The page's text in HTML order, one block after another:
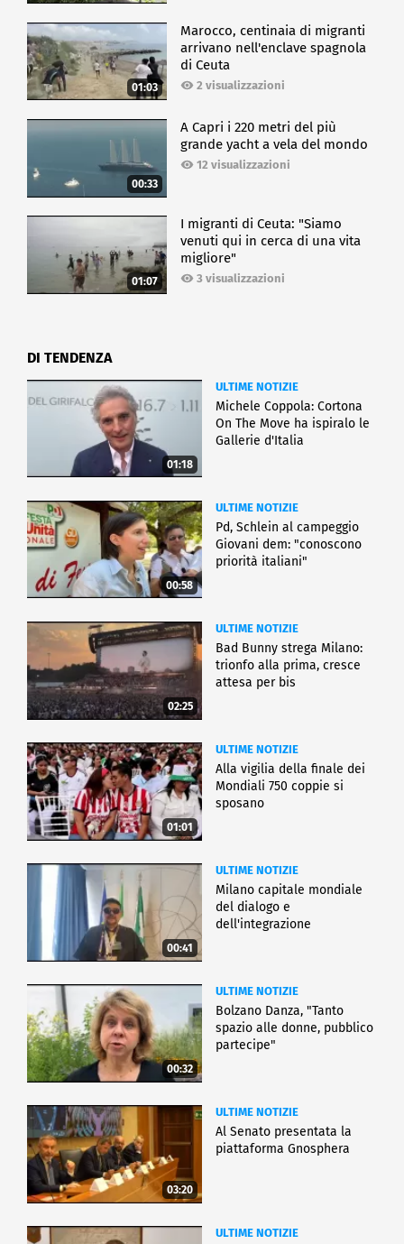
01:03
Marocco, centinaia di migranti
arrivano nell'enclave spagnola
di Ceuta
2 visualizzazioni
00:33
A Capri i 220 metri del più
grande yacht a vela del mondo
12 visualizzazioni
01:07
I migranti di Ceuta: "Siamo
venuti qui in cerca di una vita
migliore"
3 visualizzazioni
DI TENDENZA
01:18
ULTIME NOTIZIE
Michele Coppola: Cortona
On The Move ha ispiralo le
Gallerie d'Italia
00:58
ULTIME NOTIZIE
Pd, Schlein al campeggio
Giovani dem: "conoscono
priorità italiani"
02:25
ULTIME NOTIZIE
Bad Bunny strega Milano:
trionfo alla prima, cresce
attesa per bis
01:01
ULTIME NOTIZIE
Alla vigilia della finale dei
Mondiali 750 coppie si
sposano
00:41
ULTIME NOTIZIE
Milano capitale mondiale
del dialogo e
dell'integrazione
00:32
ULTIME NOTIZIE
Bolzano Danza, "Tanto
spazio alle donne, pubblico
partecipe"
03:20
ULTIME NOTIZIE
Al Senato presentata la
piattaforma Gnosphera
ULTIME NOTIZIE